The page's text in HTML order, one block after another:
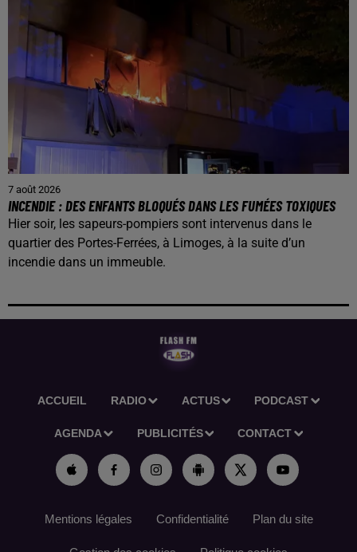
7 août 2026
INCENDIE : DES ENFANTS BLOQUÉS DANS LES FUMÉES TOXIQUES
Hier soir, les sapeurs-pompiers sont intervenus dans le
quartier des Portes-Ferrées, à Limoges, à la suite d’un
incendie dans un immeuble.
ACCUEIL RADIO ACTUS PODCAST
AGENDA PUBLICITÉS CONTACT
Mentions légales Confidentialité Plan du site